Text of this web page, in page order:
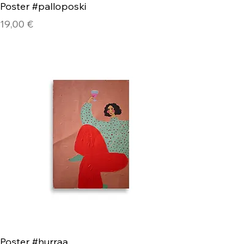
Poster #palloposki
Pris
19,00 €